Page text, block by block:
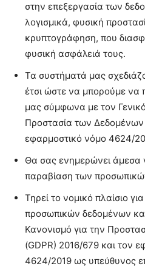
στην επεξεργασία των
λογισμικά, φυσική
κρυπτογράφηση, που
φυσική ασφάλειά τους.
Τα συστήματά μας
έτσι ώστε να μπορούμε να
μας σύμφωνα με τον
Προστασία των Δεδομένων
εφαρμοστικό νόμο 4624/
Θα σας ενημερώνει άμεσα
παραβίαση των
Τηρεί το νομικό πλαίσιο
προσωπικών δεδομένων και
Κανονισμό για την
(GDPR) 2016/679 και τον
4624/2019 ως υπεύθυνος